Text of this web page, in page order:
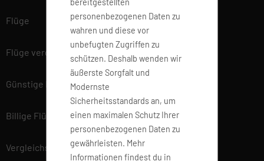
bereitgestellten
personenbezogenen Daten zu
wahren und diese vor
unbefugten Zugriffen zu
schützen. Deshalb wenden wir
äußerste Sorgfalt und
Modernste
Sicherheitsstandards an, um
einen maximalen Schutz Ihrer
personenbezogenen Daten zu
gewährleisten. Mehr
Informationen findest du in
Flüge
Flüge vergleichen
Günstige Flüge
Billige Flüge
Vergleichsportal